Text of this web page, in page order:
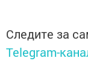
Следите за
Telegram-